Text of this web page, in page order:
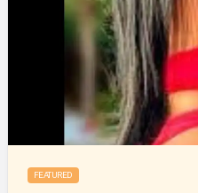
Tremembé
FEATURED